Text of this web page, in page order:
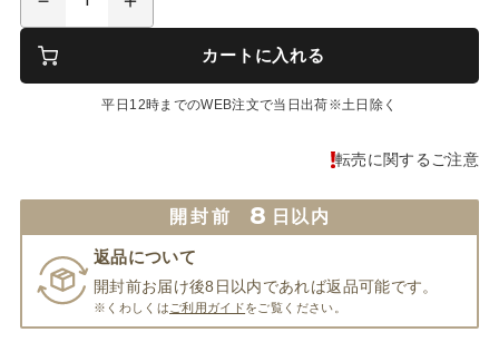
カートに入れる
平日12時までのWEB注文で当日出荷※土日除く
転売に関するご注意
開封前 8 日以内
返品について
開封前お届け後8日以内であれば返品可能です。
※くわしくは ご利用ガイドをご覧ください。